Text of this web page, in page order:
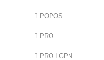
POPOS
PRO
PRO LGPN